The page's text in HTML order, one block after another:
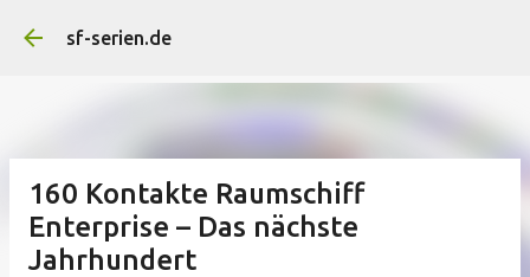
sf-serien.de
160 Kontakte Raumschiff
Enterprise – Das nächste
Jahrhundert